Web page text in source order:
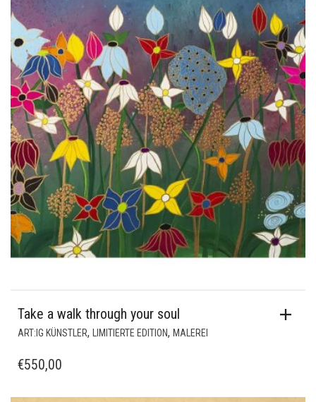
Take a walk through your soul
ART:IG KÜNSTLER, LIMITIERTE EDITION, MALEREI
€550,00